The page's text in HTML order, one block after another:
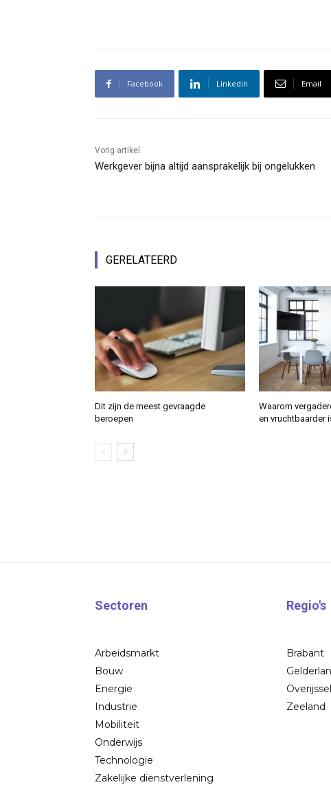
Facebook Linkedin Email
Vorig artikel
Werkgever bijna altijd aansprakelijk bij ongelukken
GERELATEERD
Dit zijn de meest gevraagde
beroepen
Waarom
en vruchtbaarder
Sectoren
Arbeidsmarkt
Bouw
Energie
Industrie
Mobiliteit
Onderwijs
Technologie
Zakelijke dienstverlening
Regio's
Brabant
Overijssel
Zeeland